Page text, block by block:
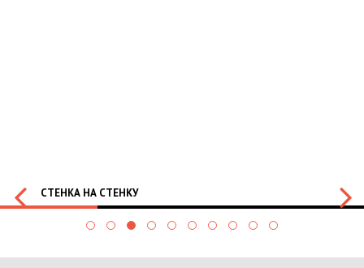
СТЕНКА НА СТЕНКУ